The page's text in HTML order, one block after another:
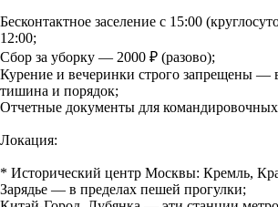
Бесконтактное заселение с 15:00
12:00;
Сбор за уборку — 2000 ₽ (разово);
Курение и вечеринки строго запрещены —
тишина и порядок;
Отчетные документы для командировочных
Локация:
* Исторический центр Москвы: Кремль,
Зарядье — в пределах пешей прогулки;